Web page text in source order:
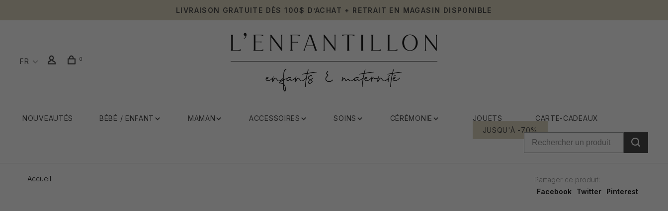
LIVRAISON GRATUITE DÈS 100$ D’ACHAT + RETRAIT EN MAGASIN DISPONIBLE
FR 0
NOUVEAUTÉS BÉBÉ / ENFANT MAMAN ACCESSOIRES SOINS CÉRÉMONIE JOUETS
CARTE-CADEAUX
JUSQU'À -70%
Accueil
Partager ce produit:
Facebook
Twitter Pinterest